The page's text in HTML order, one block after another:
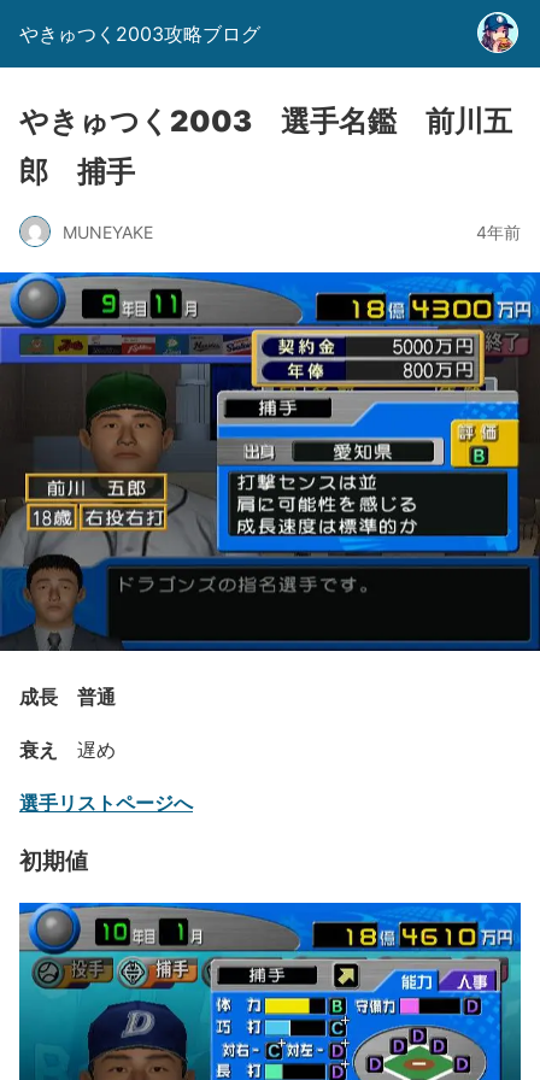
やきゅつく2003攻略ブログ
やきゅつく2003 選手名鑑 前川五
郎 捕手
MUNEYAKE 4年前
成長 普通
衰え 遅め
選手リストページへ
初期値